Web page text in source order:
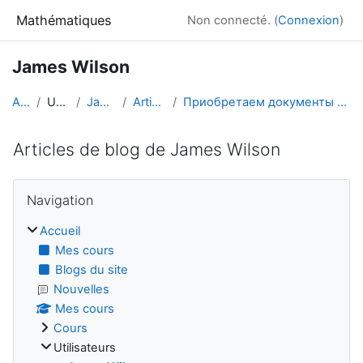
Mathématiques Non connecté. (Connexion)
James Wilson
Accueil Utilisateurs James Wilson Articles de blog Приобретаем документы в сети безопасно. Авторский материал
Articles de blog de James Wilson
Blocs
Navigation
Accueil
Mes cours
Blogs du site
Nouvelles
Mes cours
Cours
Utilisateurs